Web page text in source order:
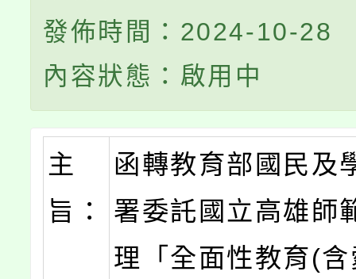
發佈時間：2024-10-28
內容狀態：啟用中
主
旨：
函轉教育部國民及
署委託國立高雄師
理「全面性教育(